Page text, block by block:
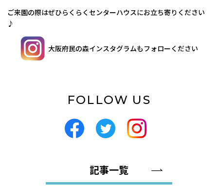
ご来園の際はぜひらくらくセンターハウスにお立ち寄りください
♪
大阪府民の森インスタグラムもフォローください
FOLLOW US
記事一覧